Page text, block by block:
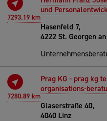
7293.19 km
und
Hasenfeld 7,
4222 St. Georgen
7280.89 km
Prag KG - prag kg
organisations-
Glaserstraße 40,
4040 Linz